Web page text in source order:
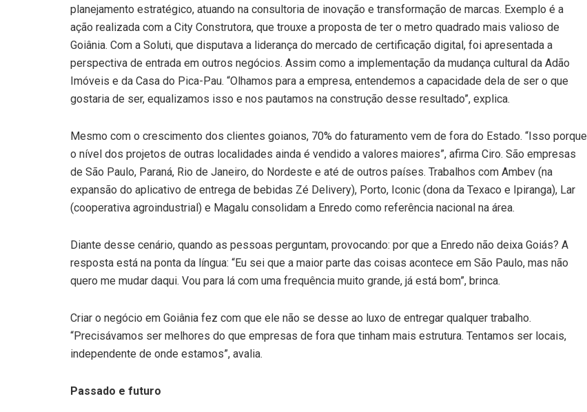
planejamento estratégico, atuando na consultoria de inovação e transformação de marcas. Exemplo é a
ação realizada com a City Construtora, que trouxe a proposta de ter o metro quadrado mais valioso de
Goiânia. Com a Soluti, que disputava a liderança do mercado de certificação digital, foi apresentada a
perspectiva de entrada em outros negócios. Assim como a implementação da mudança cultural da Adão
Imóveis e da Casa do Pica-Pau. “Olhamos para a empresa, entendemos a capacidade dela de ser o que
gostaria de ser, equalizamos isso e nos pautamos na construção desse resultado”, explica.
Mesmo com o crescimento dos clientes goianos, 70% do faturamento vem de fora do Estado. “Isso porque
o nível dos projetos de outras localidades ainda é vendido a valores maiores”, afirma Ciro. São empresas
de São Paulo, Paraná, Rio de Janeiro, do Nordeste e até de outros países. Trabalhos com Ambev (na
expansão do aplicativo de entrega de bebidas Zé Delivery), Porto, Iconic (dona da Texaco e Ipiranga), Lar
(cooperativa agroindustrial) e Magalu consolidam a Enredo como referência nacional na área.
Diante desse cenário, quando as pessoas perguntam, provocando: por que a Enredo não deixa Goiás? A
resposta está na ponta da língua: “Eu sei que a maior parte das coisas acontece em São Paulo, mas não
quero me mudar daqui. Vou para lá com uma frequência muito grande, já está bom”, brinca.
Criar o negócio em Goiânia fez com que ele não se desse ao luxo de entregar qualquer trabalho.
“Precisávamos ser melhores do que empresas de fora que tinham mais estrutura. Tentamos ser locais,
independente de onde estamos”, avalia.
Passado e futuro